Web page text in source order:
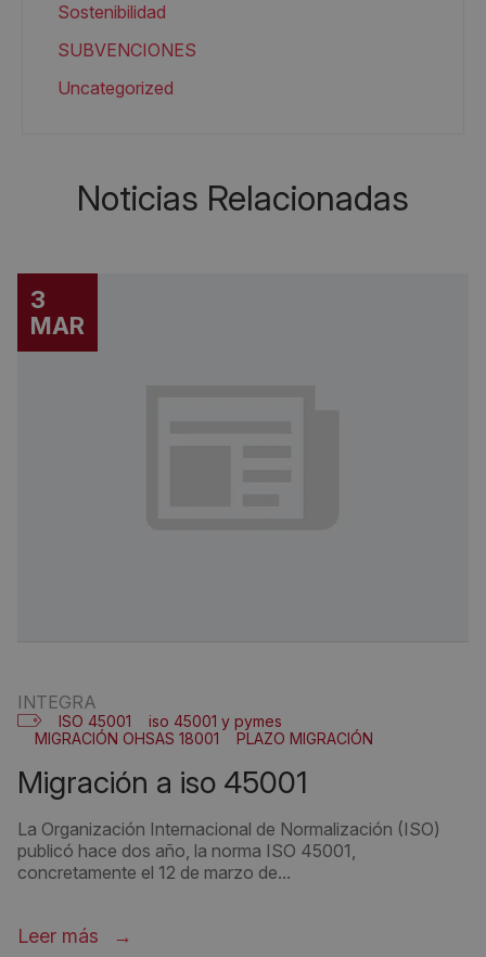
Sostenibilidad
SUBVENCIONES
Uncategorized
Noticias Relacionadas
3
MAR
INTEGRA
ISO 45001
iso 45001 y pymes
MIGRACIÓN OHSAS 18001
PLAZO MIGRACIÓN
migración a iso 45001
La Organización Internacional de Normalización (ISO)
publicó hace dos año, la norma ISO 45001,
concretamente el 12 de marzo de...
Leer más